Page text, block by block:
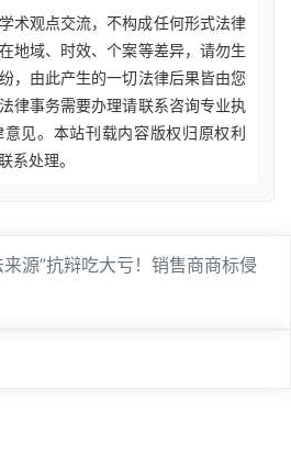
术观点交流，不构成任何形式法律
地域、时效、个案等差异，请勿生
，由此产生的一切法律后果皆由您
律事务需要办理请联系咨询专业执
见。本站刊载内容版权归原权利
系处理。
来源”抗辩吃大亏！销售商商标侵